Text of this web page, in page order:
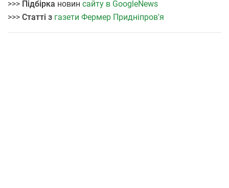
>>> Підбірка новин сайту в GoogleNews
>>> Статті з газети Фермер Придніпров'я